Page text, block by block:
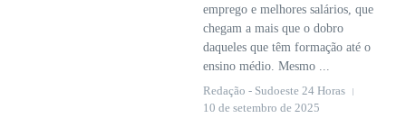
emprego e melhores salários, que
chegam a mais que o dobro
daqueles que têm formação até o
ensino médio. Mesmo ...
Redação - Sudoeste 24 Horas
10 de setembro de 2025